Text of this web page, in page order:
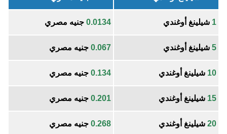
1 شيلينغ أوغندي 0.0134 جنيه مصري
5 شيلينغ أوغندي 0.067 جنيه مصري
10 شيلينغ أوغندي 0.134 جنيه مصري
15 شيلينغ أوغندي 0.201 جنيه مصري
20 شيلينغ أوغندي 0.268 جنيه مصري